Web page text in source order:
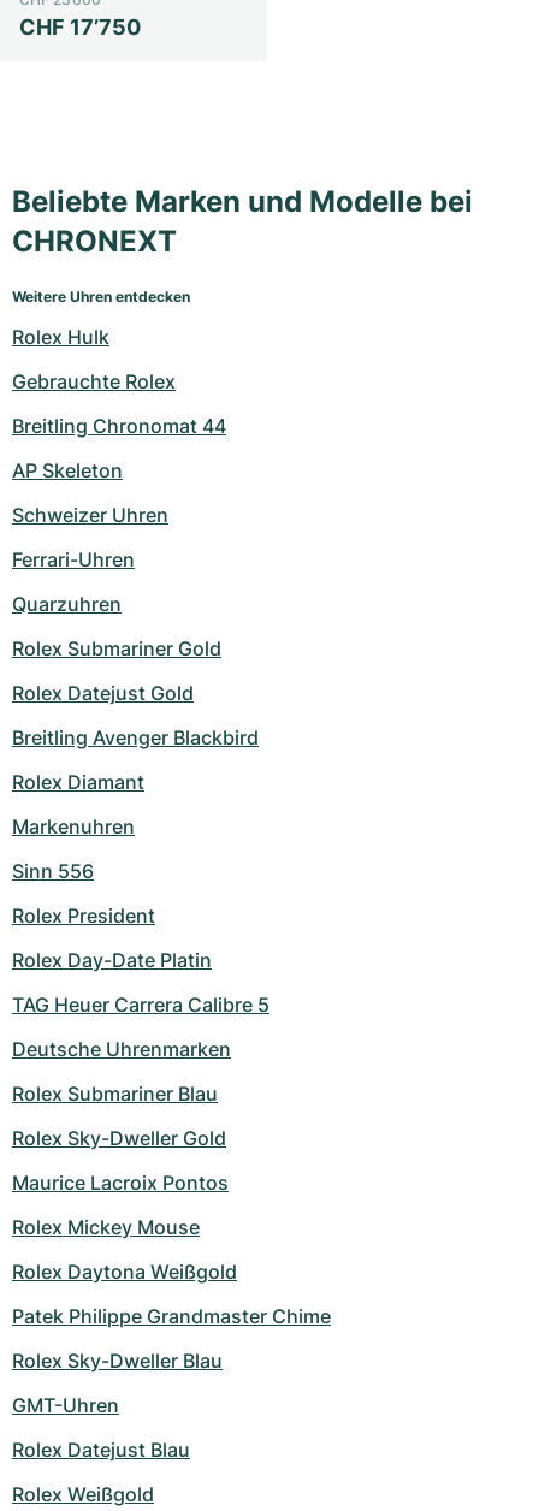
CHF 17’750
Beliebte Marken und Modelle bei
CHRONEXT
Weitere Uhren entdecken
Rolex Hulk
Gebrauchte Rolex
Breitling Chronomat 44
AP Skeleton
Schweizer Uhren
Ferrari-Uhren
Quarzuhren
Rolex Submariner Gold
Rolex Datejust Gold
Breitling Avenger Blackbird
Rolex Diamant
Markenuhren
Sinn 556
Rolex President
Rolex Day-Date Platin
TAG Heuer Carrera Calibre 5
Deutsche Uhrenmarken
Rolex Submariner Blau
Rolex Sky-Dweller Gold
Maurice Lacroix Pontos
Rolex Mickey Mouse
Rolex Daytona Weißgold
Patek Philippe Grandmaster Chime
Rolex Sky-Dweller Blau
GMT-Uhren
Rolex Datejust Blau
Rolex Weißgold